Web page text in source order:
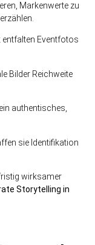
Markenwerte zu
entfalten Eventfotos
Bilder Reichweite
authentisches,
sie Identifikation
wirksamer
Storytelling in